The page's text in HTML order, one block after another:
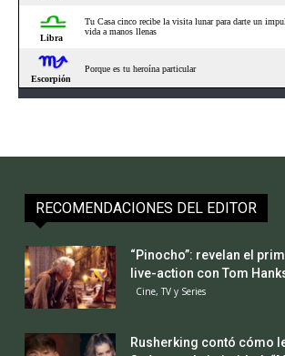
RECOMENDACIONES DEL EDITOR
“Pinocho”: revelan el
live-action con Tom
Cine, TV y Series
Rusherking contó cómo